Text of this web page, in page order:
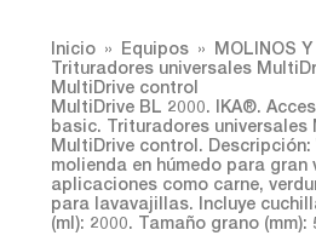
Inicio Equipos
MOLINOS
Trituradores universales
MultiDrive control
MultiDrive BL 2000. IKA®.
basic. Trituradores universales
MultiDrive control.
molienda en húmedo para gran
aplicaciones como carne,
para lavavajillas. Incluye
(ml): 2000. Tamaño grano (mm):